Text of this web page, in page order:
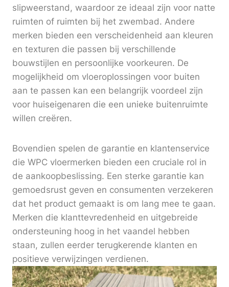
slipweerstand, waardoor ze ideaal zijn voor natte
ruimten of ruimten bij het zwembad. Andere
merken bieden een verscheidenheid aan kleuren
en texturen die passen bij verschillende
bouwstijlen en persoonlijke voorkeuren. De
mogelijkheid om vloeroplossingen voor buiten
aan te passen kan een belangrijk voordeel zijn
voor huiseigenaren die een unieke buitenruimte
willen creëren.
Bovendien spelen de garantie en klantenservice
die WPC vloermerken bieden een cruciale rol in
de aankoopbeslissing. Een sterke garantie kan
gemoedsrust geven en consumenten verzekeren
dat het product gemaakt is om lang mee te gaan.
Merken die klanttevredenheid en uitgebreide
ondersteuning hoog in het vaandel hebben
staan, zullen eerder terugkerende klanten en
positieve verwijzingen verdienen.